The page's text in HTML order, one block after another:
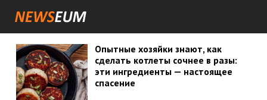
Опытные хозяйки знают, как
сделать котлеты сочнее в разы:
эти ингредиенты — настоящее
спасение